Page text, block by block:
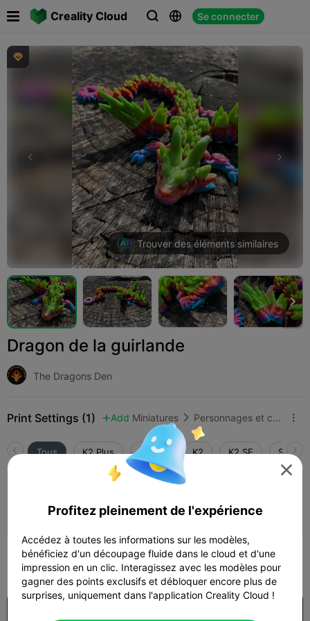
Creality Cloud   Se connecter
 

Trouver des éléments similaires

Dragon de la guirlande
The Dragons Den
Print Settings (1)  Add Miniatures  Personnages et créatures 
Tous K2 Plus K2 Pro K2 K2 SE
remplissage
 07h 24m  2 plates  173.25g
300 

Profitez pleinement de l'expérience
Accédez à toutes les informations sur les modèles,
bénéficiez d'un découpage fluide dans le cloud et d'une
impression en un clic. Interagissez avec les modèles pour
gagner des points exclusifs et débloquer encore plus de
surprises, uniquement dans l'application Creality Cloud !